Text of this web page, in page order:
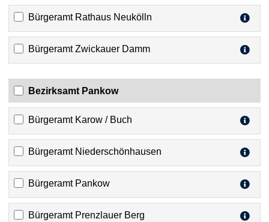
Bürgeramt Rathaus Neukölln
Bürgeramt Zwickauer Damm
Bezirksamt Pankow
Bürgeramt Karow / Buch
Bürgeramt Niederschönhausen
Bürgeramt Pankow
Bürgeramt Prenzlauer Berg